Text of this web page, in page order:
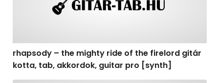
rhapsody – the mighty ride of the firelord gitár
kotta, tab, akkordok, guitar pro [synth]